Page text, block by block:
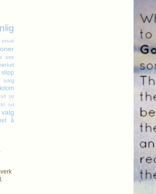
privat
sex
slipp
sorg
tid
tvil
valg
å